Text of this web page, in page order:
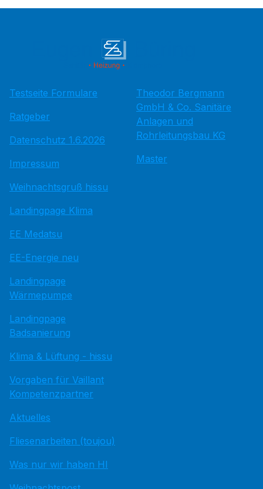
Testseite Formulare
Ratgeber
Datenschutz 1.6.2026
Impressum
Weihnachtsgruß hissu
Landingpage Klima
EE Medatsu
EE-Energie neu
Landingpage
Wärmepumpe
Landingpage
Badsanierung
Klima & Lüftung - hissu
Vorgaben für Vaillant
Kompetenzpartner
Aktuelles
Fliesenarbeiten (toujou)
Was nur wir haben HI
Theodor Bergmann
GmbH & Co. Sanitäre
Anlagen und
Rohrleitungsbau KG
Master